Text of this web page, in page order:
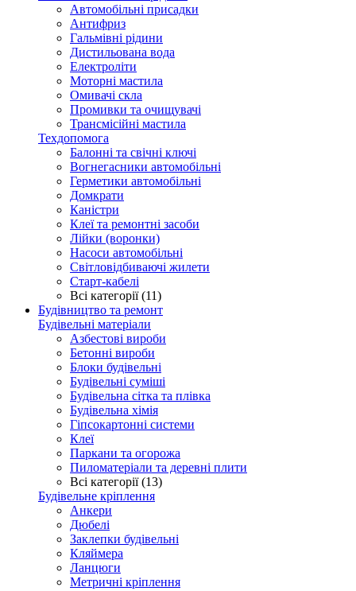
Автомобільні присадки
Антифриз
Гальмівні рідини
Дистильована вода
Електроліти
Моторні мастила
Омивачі скла
Промивки та очищувачі
Трансмісійні мастила
Техдопомога
Балонні та свічні ключі
Вогнегасники автомобільні
Герметики автомобільні
Домкрати
Каністри
Клеї та ремонтні засоби
Лійки (воронки)
Насоси автомобільні
Світловідбиваючі жилети
Старт-кабелі
Всі категорії (11)
Будівництво та ремонт
Будівельні матеріали
Азбестові вироби
Бетонні вироби
Блоки будівельні
Будівельні суміші
Будівельна сітка та плівка
Будівельна хімія
Гіпсокартонні системи
Клеї
Паркани та огорожа
Пиломатеріали та деревні плити
Всі категорії (13)
Будівельне кріплення
Анкери
Дюбелі
Заклепки будівельні
Кляймера
Ланцюги
Метричні кріплення